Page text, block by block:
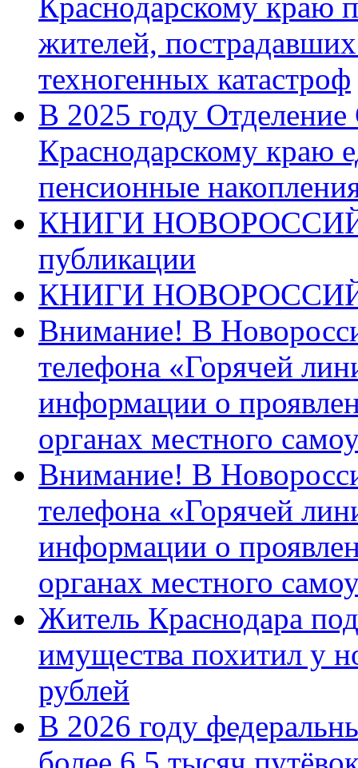
жителей,
техногенных катастроф
В 2025 году
Краснодарскому краю
пенсионные
КНИГИ
публикации
КНИГИ
Внимание! В
телефона «Горячей
информации о
органах местного
Внимание! В
телефона «Горячей
информации о
органах местного
Житель Краснодара
имущества похитил у
рублей
В 2026 году